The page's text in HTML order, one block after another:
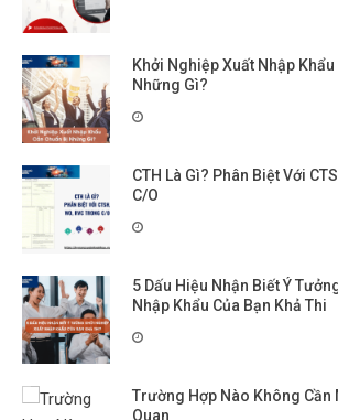
Khởi Nghiệp Xuất Nhập Khẩu
Những Gì?
CTH Là Gì? Phân Biệt Với
C/O
5 Dấu Hiệu Nhận Biết Ý
Nhập Khẩu Của Bạn Khả Thi
Trường Hợp Nào Không Cần
Quan